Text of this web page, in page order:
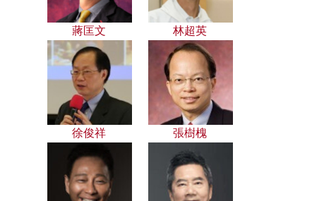
蔣匡文 林超英
徐俊祥 張樹槐